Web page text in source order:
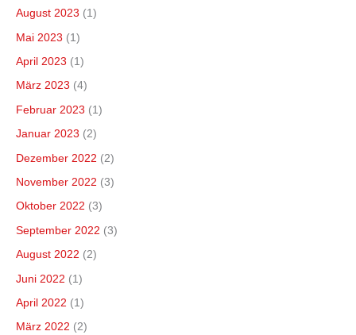
August 2023 (1)
Mai 2023 (1)
April 2023 (1)
März 2023 (4)
Februar 2023 (1)
Januar 2023 (2)
Dezember 2022 (2)
November 2022 (3)
Oktober 2022 (3)
September 2022 (3)
August 2022 (2)
Juni 2022 (1)
April 2022 (1)
März 2022 (2)